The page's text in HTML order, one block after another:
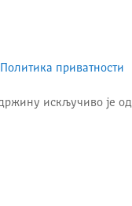
Политика приватности
искључиво је